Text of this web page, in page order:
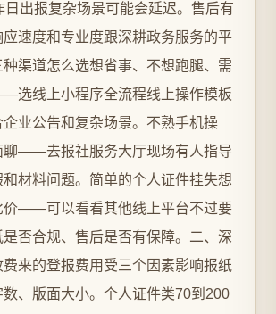
日出报复杂场景可能会延迟。售后有
速度和专业度跟深耕政务服务的平
渠道怎么选想省事、不想跑腿、需
选线上小程序全流程线上操作模板
业公告和复杂场景。不熟手机操
聊——去报社服务大厅现场有人指导
材料问题。简单的个人证件挂失想
价——可以看看其他线上平台不过要
否合规、售后是否有保障。二、深
来的登报费用受三个因素影响报纸
、版面大小。个人证件类70到200